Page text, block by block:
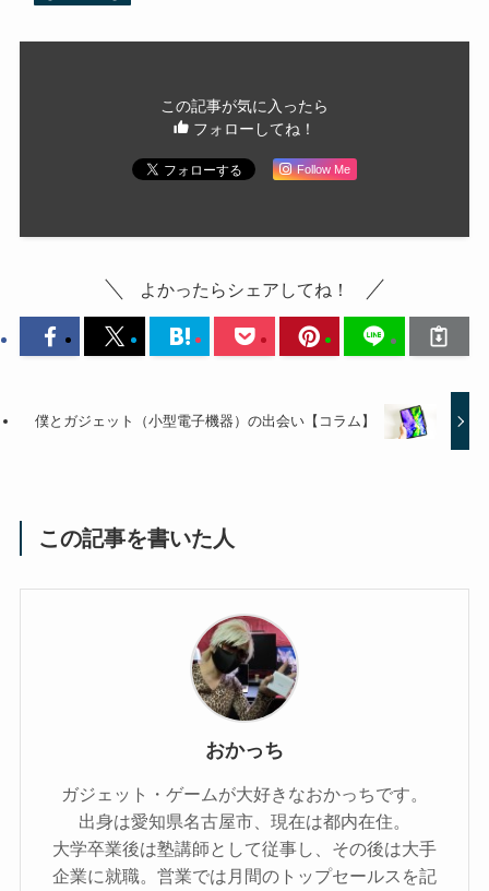
この記事が気に入ったら
フォローしてね！
Follow Me
よかったらシェアしてね！
僕とガジェット（小型電子機器）の出会い【コラム】
この記事を書いた人
おかっち
ガジェット・ゲームが大好きなおかっちです。
出身は愛知県名古屋市、現在は都内在住。
大学卒業後は塾講師として従事し、その後は大手
企業に就職。営業では月間のトップセールスを記